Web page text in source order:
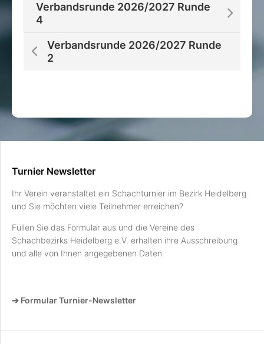
Verbandsrunde 2026/2027 Runde
4
Verbandsrunde 2026/2027 Runde
2
Turnier Newsletter
Ihr Verein veranstaltet ein Schachturnier im Bezirk Heidelberg
und Sie möchten viele Teilnehmer erreichen?
Füllen Sie das Formular aus und die Vereine des
Schachbezirks Heidelberg e.V. erhalten ihre Ausschreibung
und alle von Ihnen angegebenen Daten
➔ Formular Turnier-Newsletter